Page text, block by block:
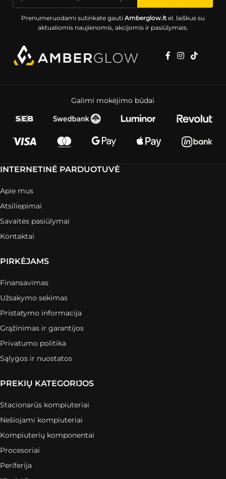
Prenumeruodami sutinkate gauti Amberglow.ltel. laiškus su
aktualiomis naujienomis, akcijomis ir pasiūlymais.
Galimi mokėjimo būdai
INTERNETINĖ PARDUOTUVĖ
Apie mus
Atsiliepimai
Savaitės pasiūlymai
Kontaktai
PIRKĖJAMS
Finansavimas
Užsakymo sekimas
Pristatymo informacija
Grąžinimas ir garantijos
Privatumo politika
Sąlygos ir nuostatos
PREKIŲ KATEGORIJOS
Stacionarūs kompiuteriai
Nešiojami kompiuteriai
Kompiuterių komponentai
Procesoriai
Periferija